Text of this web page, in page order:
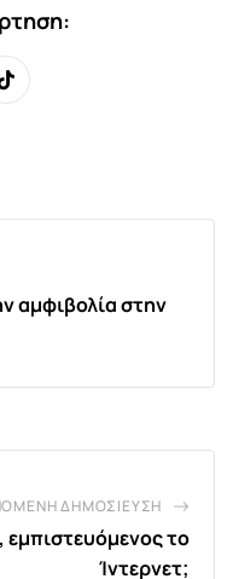
Tiktok
αμφιβολία στην
ΔΗΜΟΣΊΕΥΣΗ
το
Ίντερνετ;